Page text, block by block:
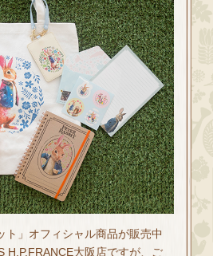
ト」オフィシャル商品が販売中
H.P.FRANCE大阪店ですが、ご